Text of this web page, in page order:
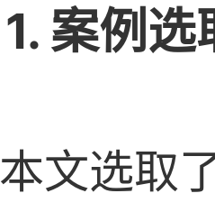
1. 案例选
本文选取